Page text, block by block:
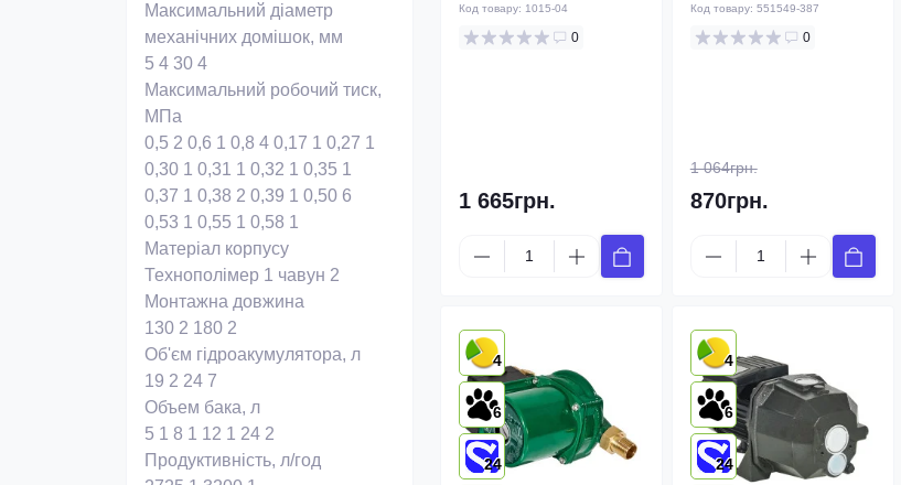
Максимальний діаметр
механічних домішок, мм
5 4 30 4
Максимальний робочий тиск,
МПа
0,5 2 0,6 1 0,8 4 0,17 1 0,27 1
0,30 1 0,31 1 0,32 1 0,35 1
0,37 1 0,38 2 0,39 1 0,50 6
0,53 1 0,55 1 0,58 1
Матеріал корпусу
Технополімер 1 чавун 2
Монтажна довжина
130 2 180 2
Об'єм гідроакумулятора, л
19 2 24 7
Объем бака, л
5 1 8 1 12 1 24 2
Продуктивність, л/год
Код товару: 1015-04
0
1 665грн.
Код товару: 551549-387
0
1 064грн.
870грн.
4
6
24
4
6
24